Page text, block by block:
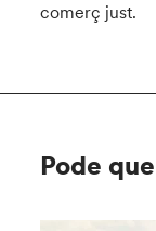
comerç just.
Pode